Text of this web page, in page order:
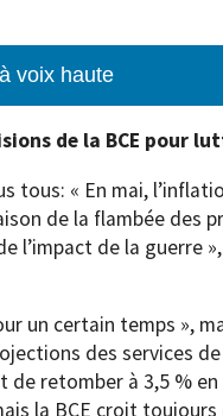
voix haute
de la BCE pour
tous: « En mai,
de la flambée des
l’impact de la guerre
un certain temps »,
des services
retomber à 3,5 % en
la BCE croit